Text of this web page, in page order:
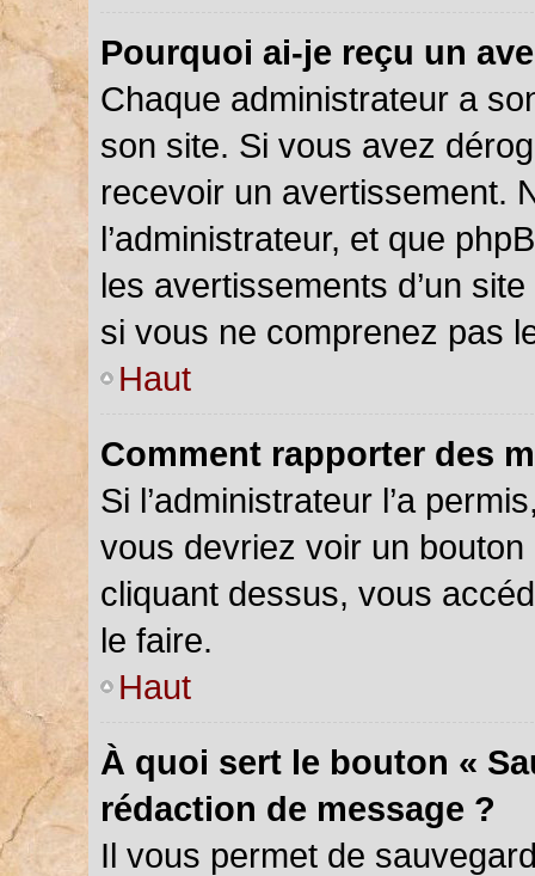
Pourquoi ai-je reçu un
Chaque administrateur a
son site. Si vous avez
recevoir un avertissement.
l’administrateur, et que
les avertissements d’un
si vous ne comprenez pas
Haut
Comment rapporter des
Si l’administrateur l’a
vous devriez voir un
cliquant dessus, vous
le faire.
Haut
À quoi sert le bouton «
rédaction de message ?
Il vous permet de